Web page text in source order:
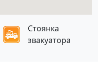
Стоянка
эвакуатора